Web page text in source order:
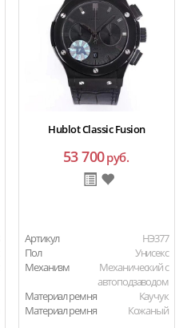
Hublot Classic Fusion
53 700руб.
Артикул
HЭ377
Пол
Унисекс
Механизм
Механический с
автоподзаводом
Материал ремня
Каучук
Материал ремня
Кожаный